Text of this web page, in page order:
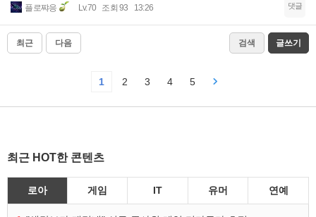
플로쨔응 Lv.70 조회 93 13:26 댓글
최근 다음 검색 글쓰기
1 2 3 4 5
최근 HOT한 콘텐츠
로아 게임 IT 유머 연예